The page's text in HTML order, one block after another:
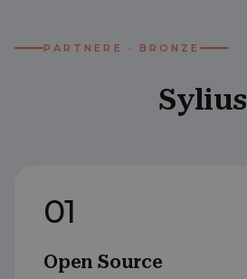
PARTNERE · BRONZE
Sylius
01
Open Source